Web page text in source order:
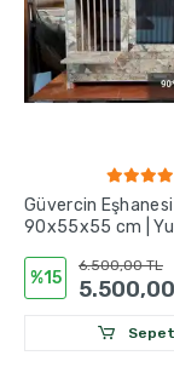
Güvercin
90x55x55 cm |
%15
6.500,00 TL